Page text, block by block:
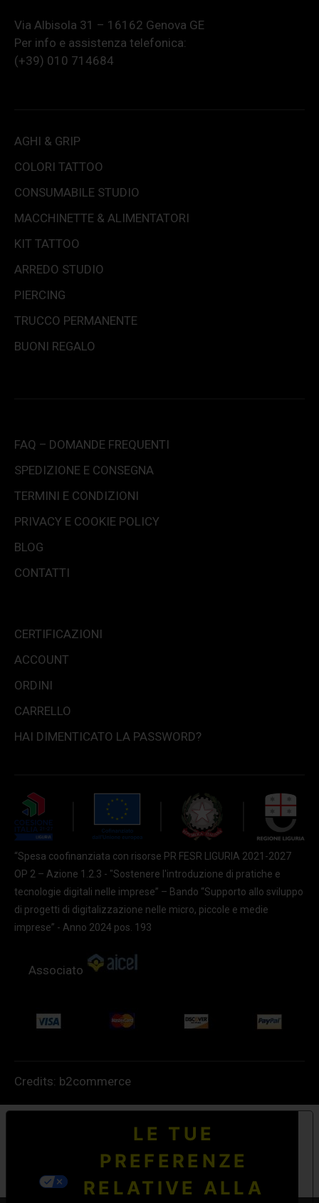
Via Albisola 31 – 16162 Genova GE
Per info e assistenza telefonica:
(+39) 010 714684
AGHI & GRIP
COLORI TATTOO
CONSUMABILE STUDIO
MACCHINETTE & ALIMENTATORI
KIT TATTOO
ARREDO STUDIO
PIERCING
TRUCCO PERMANENTE
BUONI REGALO
FAQ – DOMANDE FREQUENTI
SPEDIZIONE E CONSEGNA
TERMINI E CONDIZIONI
PRIVACY E COOKIE POLICY
BLOG
CONTATTI
CERTIFICAZIONI
ACCOUNT
ORDINI
CARRELLO
HAI DIMENTICATO LA PASSWORD?
“Spesa coofinanziata con risorse PR FESR LIGURIA 2021-2027
OP 2 – Azione 1.2.3 - "Sostenere l'introduzione di pratiche e
tecnologie digitali nelle imprese” – Bando “Supporto allo sviluppo
di progetti di digitalizzazione nelle micro, piccole e medie
imprese” - Anno 2024 pos. 193
Associato
Credits: b2commerce
LE TUE
PREFERENZE
RELATIVE ALLA